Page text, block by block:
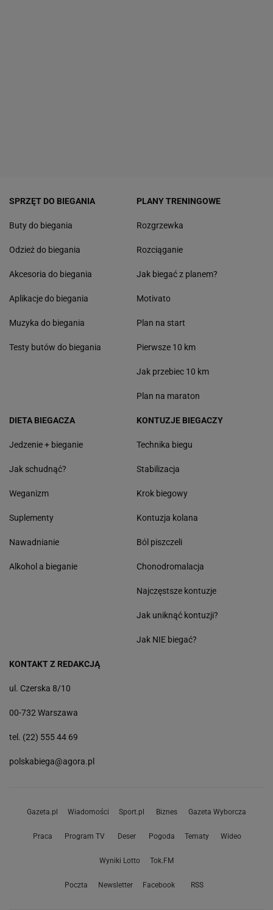
SPRZĘT DO BIEGANIA
Buty do biegania
Odzież do biegania
Akcesoria do biegania
Aplikacje do biegania
Muzyka do biegania
Testy butów do biegania
PLANY TRENINGOWE
Rozgrzewka
Rozciąganie
Jak biegać z planem?
Motivato
Plan na start
Pierwsze 10 km
Jak przebiec 10 km
Plan na maraton
DIETA BIEGACZA
Jedzenie + bieganie
Jak schudnąć?
Weganizm
Suplementy
Nawadnianie
Alkohol a bieganie
KONTUZJE BIEGACZY
Technika biegu
Stabilizacja
Krok biegowy
Kontuzja kolana
Ból piszczeli
Chonodromalacja
Najczęstsze kontuzje
Jak uniknąć kontuzji?
Jak NIE biegać?
KONTAKT Z REDAKCJĄ
ul. Czerska 8/10
00-732 Warszawa
tel. (22) 555 44 69
polskabiega@agora.pl
Gazeta.pl Wiadomości Sport.pl Biznes Gazeta Wyborcza
Praca Program TV Deser Pogoda Tematy Wideo
Wyniki Lotto Tok.FM
Poczta Newsletter Facebook RSS